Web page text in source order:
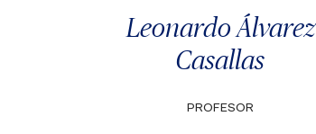
Leonardo Álvarez
Casallas
PROFESOR